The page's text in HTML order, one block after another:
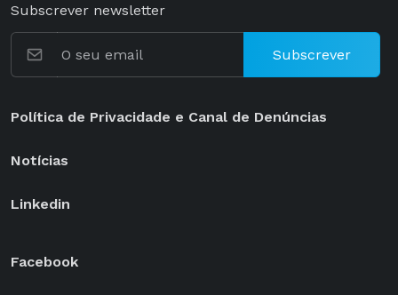
Subscrever newsletter
Subscrever
Política de Privacidade e Canal de Denúncias
Notícias
Linkedin
Facebook